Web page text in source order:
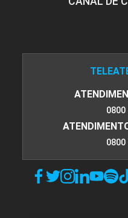
0800
0800